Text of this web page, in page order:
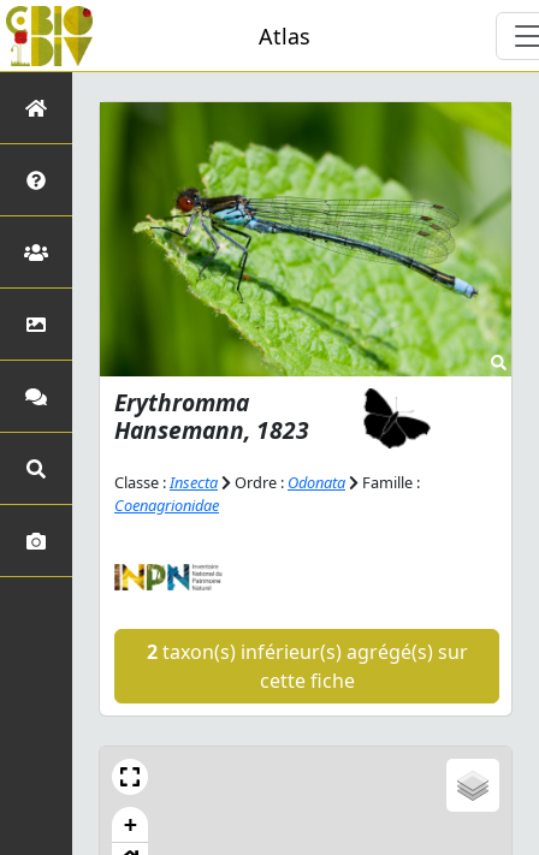
Atlas
Erythromma
Hansemann, 1823
Classe :Insecta Ordre : Odonata
Famille :
Coenagrionidae
2taxon(s) inférieur(s) agrégé(s) sur
cette fiche
+